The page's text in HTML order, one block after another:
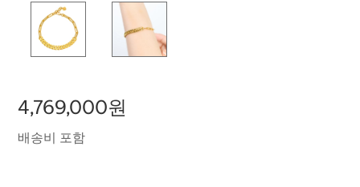
4,769,000원
배송비 포함